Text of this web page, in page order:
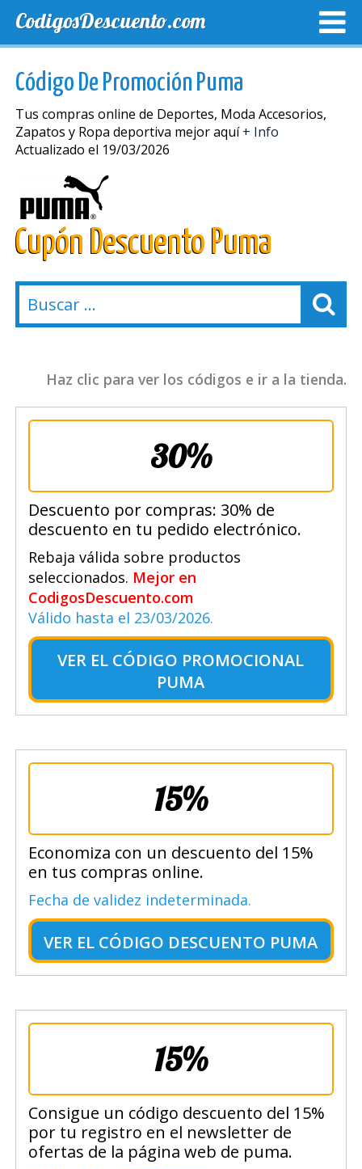
CodigosDescuento.com
Código De Promoción Puma
Tus compras online de Deportes, Moda Accesorios,
Zapatos y Ropa deportiva mejor aquí+ Info
Actualizado el 19/03/2026
Cupón Descuento Puma
Haz clic para ver los códigos e ir a la tienda.
30%
Descuento por compras: 30% de
descuento en tu pedido electrónico.
Rebaja válida sobre productos
seleccionados. Mejor en
CodigosDescuento.com
Válido hasta el 23/03/2026.
VER EL CÓDIGO PROMOCIONAL
PUMA
15%
Economiza con un descuento del 15%
en tus compras online.
Fecha de validez indeterminada.
VER EL CÓDIGO DESCUENTO PUMA
15%
Consigue un código descuento del 15%
por tu registro en el newsletter de
ofertas de la página web de puma.